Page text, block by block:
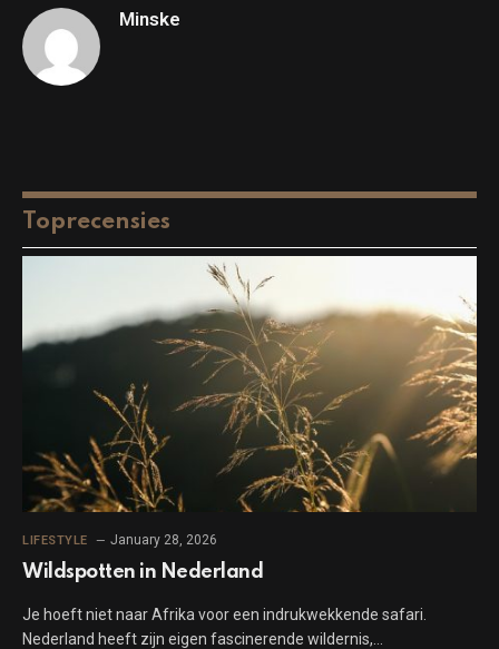
Minske
Toprecensies
LIFESTYLE January 28, 2026
Wildspotten in Nederland
Je hoeft niet naar Afrika voor een indrukwekkende safari.
Nederland heeft zijn eigen fascinerende wildernis,…